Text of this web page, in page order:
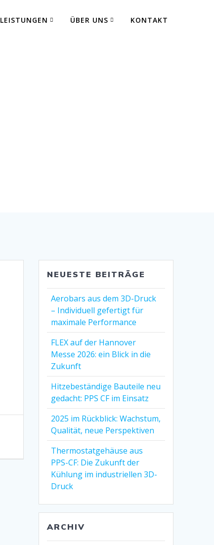
LEISTUNGEN ÜBER UNS KONTAKT
NEUESTE BEITRÄGE
Aerobars aus dem 3D-Druck
– Individuell gefertigt für
maximale Performance
FLEX auf der Hannover
Messe 2026: ein Blick in die
Zukunft
Hitzebeständige Bauteile neu
gedacht: PPS CF im Einsatz
2025 im Rückblick: Wachstum,
Qualität, neue Perspektiven
Thermostatgehäuse aus
PPS-CF: Die Zukunft der
Kühlung im industriellen 3D-
Druck
ARCHIV